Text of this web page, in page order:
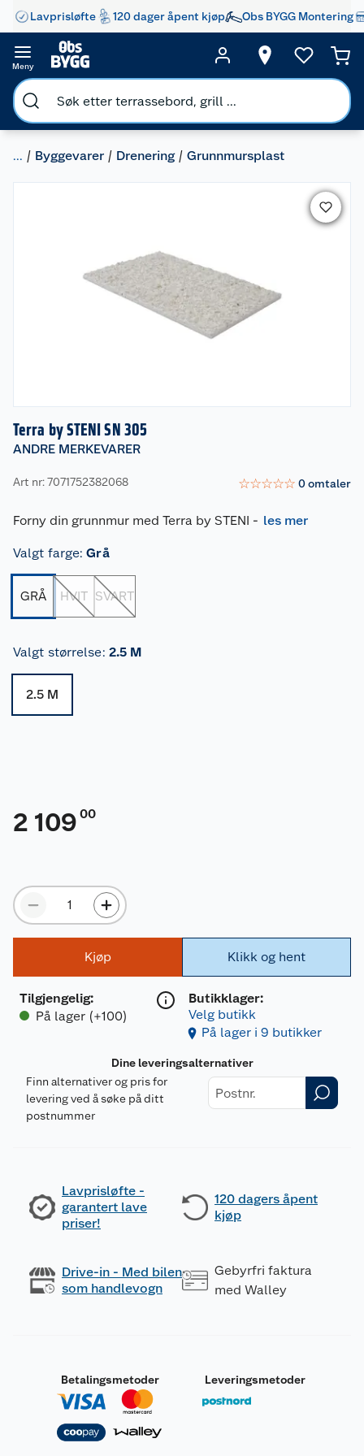
Lavprisløfte 120 dager åpent kjøp Obs BYGG Montering
Meny
... Byggevarer Drenering Grunnmursplast
Terra by STENI SN 305
ANDRE MERKEVARER
Art nr: 7071752382068 ☆☆☆☆☆ 0omtaler
Forny din grunnmur med Terra by STENI - les mer
Valgt farge: Grå
GRÅ HVIT SVART
Valgt størrelse: 2.5 M
2.5 M
2 109 00
Kjøp
Tilgjengelig:
På lager (+100)
Klikk og hent
Butikklager:
Velg butikk
På lager i 9 butikker
Dine leveringsalternativer
Finn alternativer og pris for
levering ved å søke på ditt
postnummer
Lavprisløfte -
garantert lave
priser!
120 dagers åpent
kjøp
Drive-in - Med bilen
som handlevogn
Gebyrfri faktura
med Walley
Betalingsmetoder Leveringsmetoder